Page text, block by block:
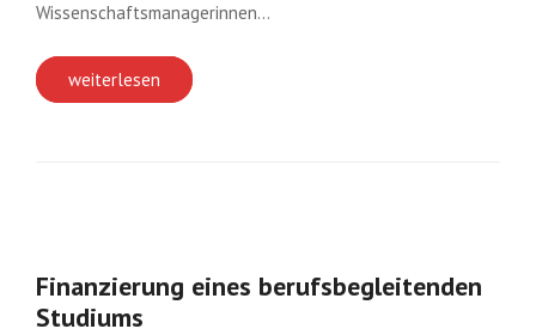
Wissenschaftsmanagerinnen…
weiterlesen
Finanzierung eines berufsbegleitenden
Studiums